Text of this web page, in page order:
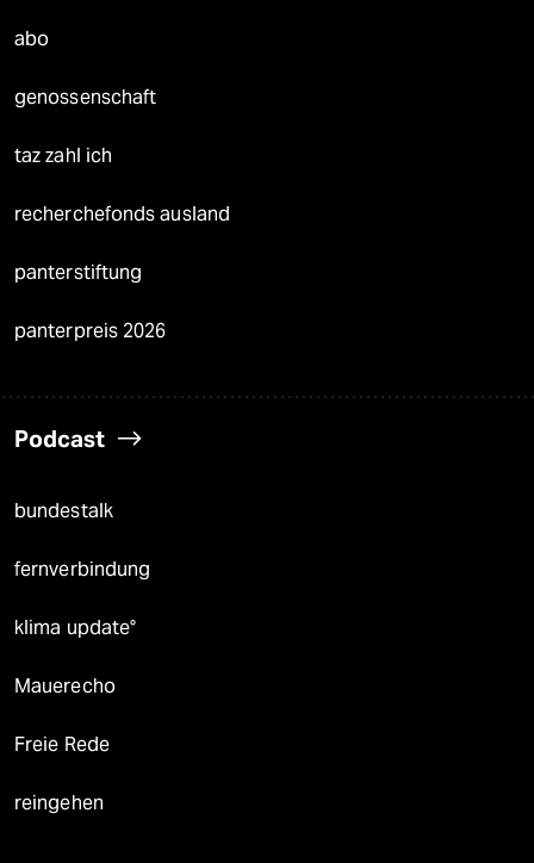
abo
genossenschaft
taz zahl ich
recherchefonds ausland
panterstiftung
panterpreis 2026
Podcast
bundestalk
fernverbindung
klima update°
Mauerecho
Freie Rede
reingehen